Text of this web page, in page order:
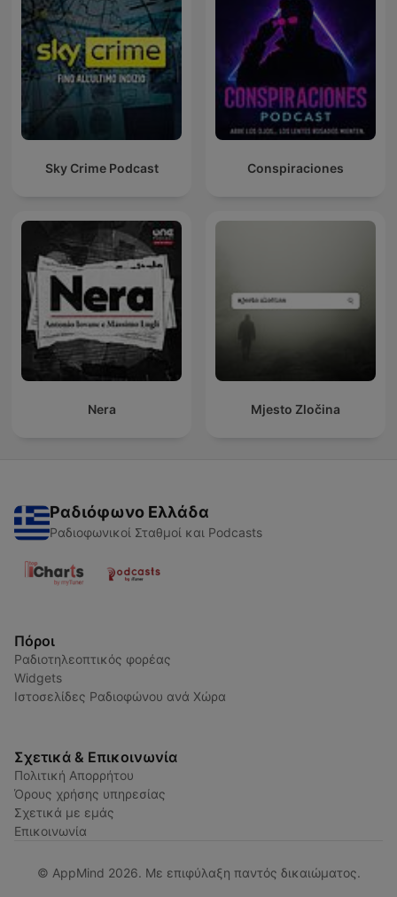
Sky Crime Podcast Conspiraciones
Nera Mjesto Zločina
Ραδιόφωνο Ελλάδα
Ραδιοφωνικοί Σταθμοί και Podcasts
Πόροι
Ραδιοτηλεοπτικός φορέας
Widgets
Ιστοσελίδες Ραδιοφώνου ανά Χώρα
Σχετικά & Επικοινωνία
Πολιτική Απορρήτου
Όρους χρήσης υπηρεσίας
Σχετικά με εμάς
Επικοινωνία
© AppMind 2026. Με επιφύλαξη παντός δικαιώματος.